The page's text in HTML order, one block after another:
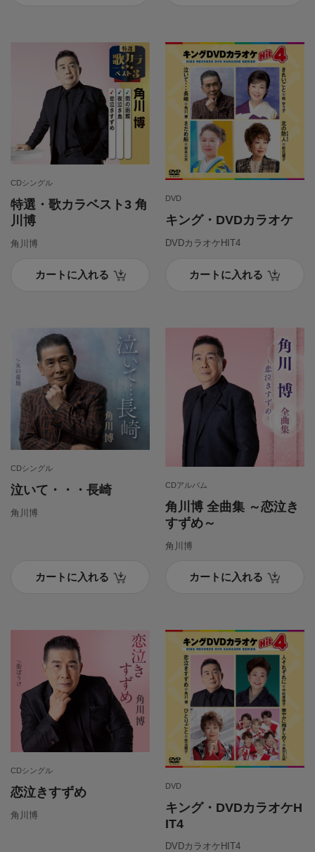
CDシングル
特選・歌カラベスト3 角
川博
角川博
カートに入れる
DVD
キング・DVDカラオケ
DVDカラオケHIT4
カートに入れる
CDシングル
泣いて・・・長崎
角川博
カートに入れる
CDアルバム
角川博 全曲集 ～恋泣き
すずめ～
角川博
カートに入れる
CDシングル
恋泣きすずめ
角川博
DVD
キング・DVDカラオケH
IT4
DVDカラオケHIT4